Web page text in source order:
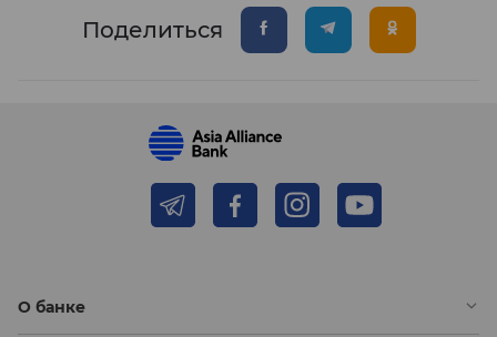
Поделиться
О банке